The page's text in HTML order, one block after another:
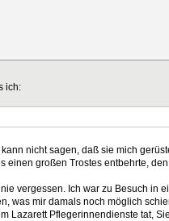
ich:
nicht sagen, daß sie mich
großen Trostes entbehrte,
vergessen. Ich war zu Besuch
was mir damals noch möglich
Lazarett Pflegerinnendienste tat,